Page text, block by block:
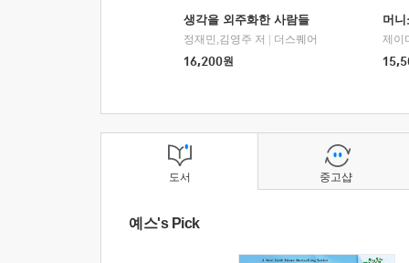
생각을 외주화한 사람들
정재민,김영주 저
더스퀘어
16,200원
머
도서
예스's Pick
중고샵